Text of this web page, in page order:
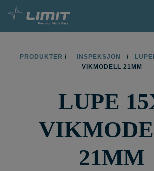
PRODUKTER
BLI FORHANDLER
OM LIMIT
NEDLASTINGER
PRODUKTER / INSPEKSJON /
VIKMODELL 21MM
LUPE
21MM